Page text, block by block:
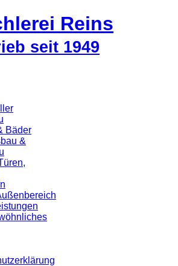
Reins
seit 1949
Bäder
&